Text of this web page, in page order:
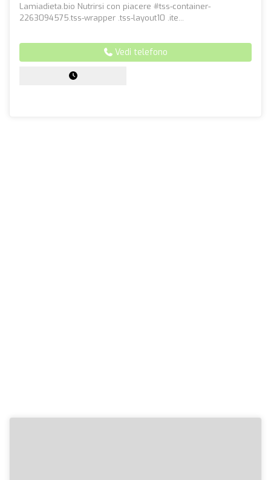
Lamiadieta.bio Nutrirsi con piacere #tss-container-
2263094575.tss-wrapper .tss-layout10 .ite...
Vedi telefono